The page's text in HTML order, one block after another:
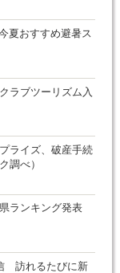
夏おすすめ避暑ス
ラブツーリズム入
ライズ、破産手続
調べ）
ランキング発表
訪れるたびに新